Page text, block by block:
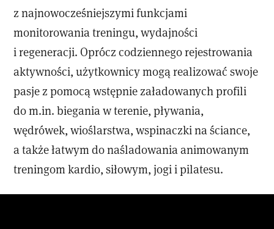
z najnowocześniejszymi funkcjami
monitorowania treningu, wydajności
i regeneracji. Oprócz codziennego rejestrowania
aktywności, użytkownicy mogą realizować swoje
pasje z pomocą wstępnie załadowanych profili
do m.in. biegania w terenie, pływania,
wędrówek, wioślarstwa, wspinaczki na ściance,
a także łatwym do naśladowania animowanym
treningom kardio, siłowym, jogi i pilatesu.